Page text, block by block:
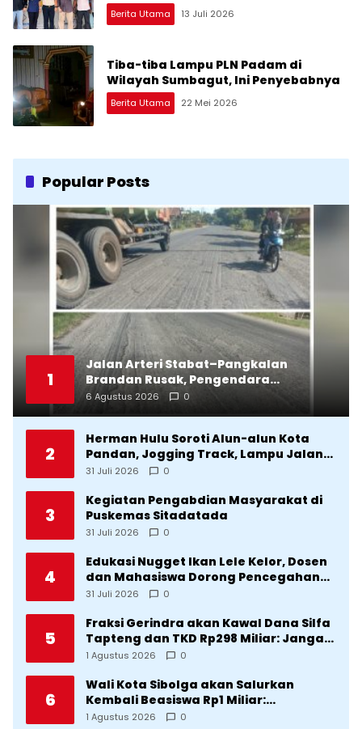
Berita Utama 13 Juli 2026
Tiba-tiba Lampu PLN Padam di
Wilayah Sumbagut, Ini Penyebabnya
Berita Utama 22 Mei 2026
Popular Posts
1
Jalan Arteri Stabat–Pangkalan
Brandan Rusak, Pengendara
Terancam Celaka
6 Agustus 2026 0
2
Herman Hulu Soroti Alun-alun Kota
Pandan, Jogging Track, Lampu Jalan
Lingkar Kota yang Tak Terurus
31 Juli 2026 0
3
Kegiatan Pengabdian Masyarakat di
Puskemas Sitadatada
31 Juli 2026 0
4
Edukasi Nugget Ikan Lele Kelor, Dosen
dan Mahasiswa Dorong Pencegahan
Stunting di Desa Silangkitang
31 Juli 2026 0
5
Fraksi Gerindra akan Kawal Dana Silfa
Tapteng dan TKD Rp298 Miliar: Jangan
Sampai Pekerjaan Pusat dan Provinsi
1 Agustus 2026 0
6
Wali Kota Sibolga akan Salurkan
Kembali Beasiswa Rp1 Miliar:
Diproritaskan Mahasiswa Korban
1 Agustus 2026 0